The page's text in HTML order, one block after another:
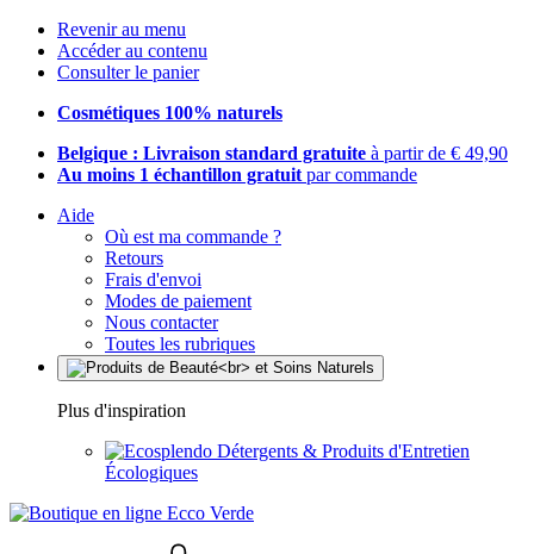
Revenir au menu
Accéder au contenu
Consulter le panier
Cosmétiques 100% naturels
Belgique : Livraison standard gratuite à partir de € 49,90
Au moins 1 échantillon gratuit par commande
Aide
Où est ma commande ?
Retours
Frais d'envoi
Modes de paiement
Nous contacter
Toutes les rubriques
Plus d'inspiration
Détergents & Produits d'Entretien
Écologiques